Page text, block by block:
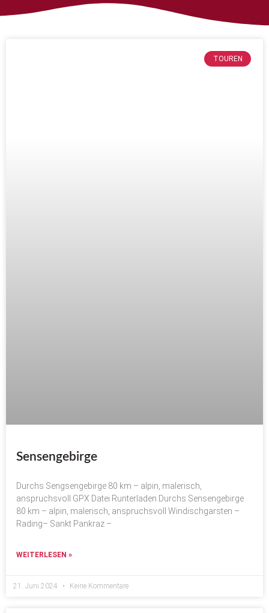
TOUREN
Sensengebirge
Durchs Sengsengebirge 80 km – alpin, malerisch,
anspruchsvoll GPX Datei Runterladen Durchs Sensengebirge
80 km – alpin, malerisch, anspruchsvoll Windischgarsten –
Rading– Sankt Pankraz –
WEITERLESEN »
21. Juni 2024 Keine Kommentare